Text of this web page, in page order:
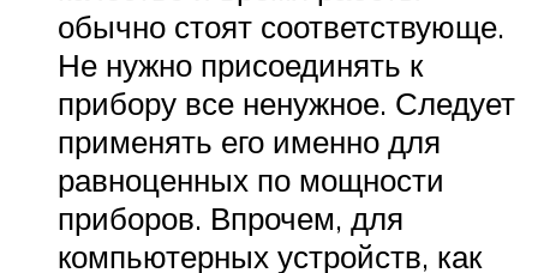
обычно стоят соответствующе.
Не нужно присоединять к
прибору все ненужное. Следует
применять его именно для
равноценных по мощности
приборов. Впрочем, для
компьютерных устройств, как